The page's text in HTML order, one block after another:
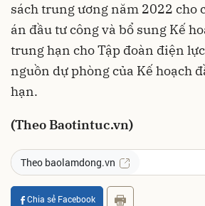
sách trung ương năm 2022 cho
án đầu tư công và bổ sung Kế
trung hạn cho Tập đoàn điện
nguồn dự phòng của Kế hoạch
hạn.
(Theo Baotintuc.vn)
Theo baolamdong.vn
Chia sẻ Facebook